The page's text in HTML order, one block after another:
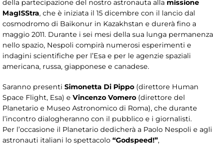
della partecipazione del nostro astronauta alla missione
MagISStra, che è iniziata il 15 dicembre con il lancio dal
cosmodromo di Baikonur in Kazakhstan e durerà fino a
maggio 2011. Durante i sei mesi della sua lunga permanenza
nello spazio, Nespoli compirà numerosi esperimenti e
indagini scientifiche per l’Esa e per le agenzie spaziali
americana, russa, giapponese e canadese.
Saranno presenti Simonetta Di Pippo (direttore Human
Space Flight, Esa) e Vincenzo Vomero (direttore del
Planetario e Museo Astronomico di Roma), che durante
l’incontro dialogheranno con il pubblico e i giornalisti.
Per l’occasione il Planetario dedicherà a Paolo Nespoli e agli
astronauti italiani lo spettacolo “Godspeed!”,